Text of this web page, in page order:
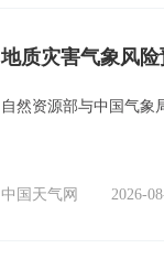
地质灾害气象风
自然资源部与中国气象
中国天气网 2026-